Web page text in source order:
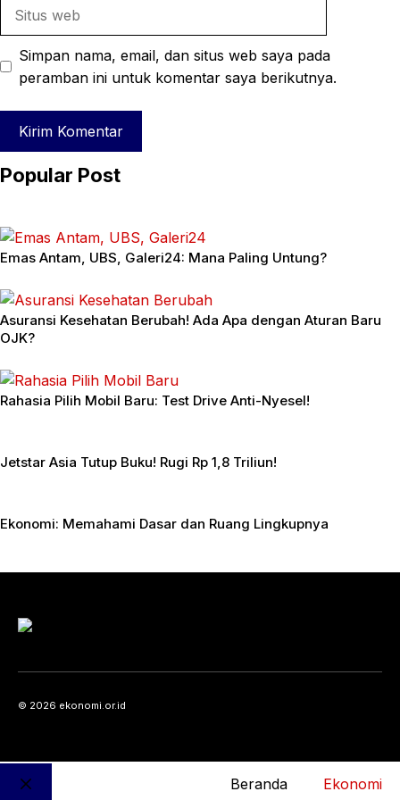
web
Simpan nama, email, dan situs web saya pada
peramban ini untuk komentar saya berikutnya.
Popular Post
Emas Antam, UBS, Galeri24: Mana Paling Untung?
Asuransi Kesehatan Berubah! Ada Apa dengan Aturan Baru
OJK?
Rahasia Pilih Mobil Baru: Test Drive Anti-Nyesel!
Jetstar Asia Tutup Buku! Rugi Rp 1,8 Triliun!
Ekonomi: Memahami Dasar dan Ruang Lingkupnya
© 2026 ekonomi.or.id
Beranda Ekonomi